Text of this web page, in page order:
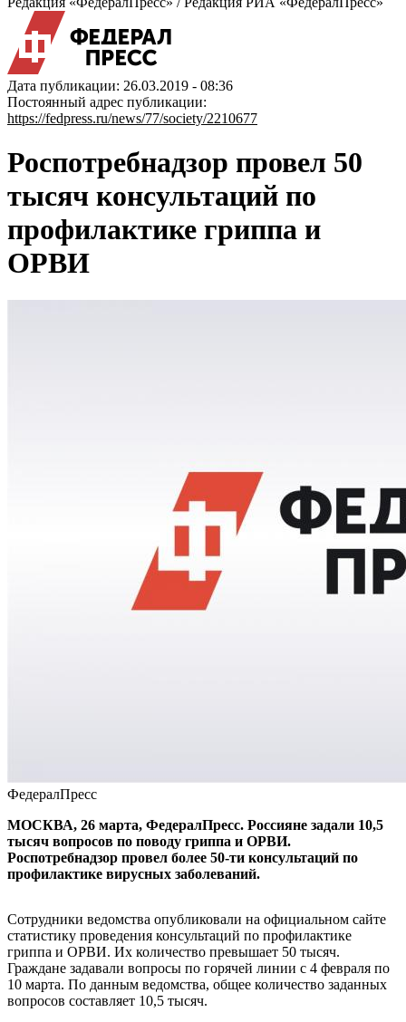
Дата публикации: 26.03.2019 - 08:36
Постоянный адрес публикации:
https://fedpress.ru/news/77/society/2210677
Роспотребнадзор провел 50
тысяч консультаций по
профилактике гриппа и
ОРВИ
ФедералПресс
МОСКВА, 26 марта, ФедералПресс. Россияне задали 10,5
тысяч вопросов по поводу гриппа и ОРВИ.
Роспотребнадзор провел более 50-ти консультаций по
профилактике вирусных заболеваний.
Сотрудники ведомства опубликовали на официальном сайте
статистику проведения консультаций по профилактике
гриппа и ОРВИ. Их количество превышает 50 тысяч.
Граждане задавали вопросы по горячей линии с 4 февраля по
10 марта. По данным ведомства, общее количество заданных
вопросов составляет 10,5 тысяч.